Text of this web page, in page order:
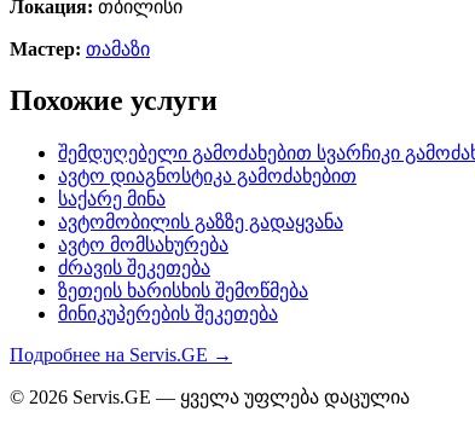
Локация: თბილისი
Мастер: თამაზი
Похожие услуги
შემდუღებელი გამოძახებით სვარჩიკი
ავტო დიაგნოსტიკა გამოძახებით
საქარე მინა
ავტომობილის გაზზე გადაყვანა
ავტო მომსახურება
ძრავის შეკეთება
ზეთეის ხარისხის შემოწმება
მინიკუპერების შეკეთება
Подробнее на Servis.GE →
© 2026 Servis.GE — ყველა უფლება დაცულია